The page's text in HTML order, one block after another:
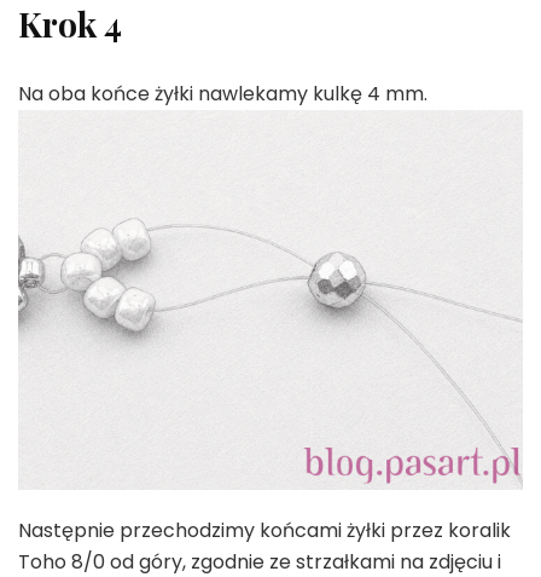
Krok 4
Na oba końce żyłki nawlekamy kulkę 4 mm.
Następnie przechodzimy końcami żyłki przez koralik
Toho 8/0 od góry, zgodnie ze strzałkami na zdjęciu i